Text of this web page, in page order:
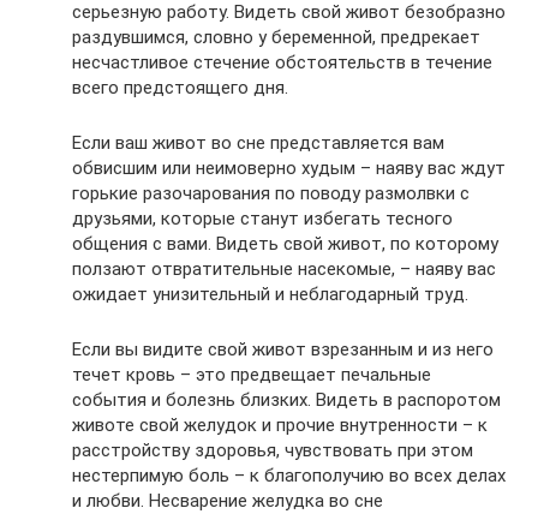
серьезную работу. Видеть свой живот безобразно
раздувшимся, словно у беременной, предрекает
несчастливое стечение обстоятельств в течение
всего предстоящего дня.
Если ваш живот во сне представляется вам
обвисшим или неимоверно худым – наяву вас ждут
горькие разочарования по поводу размолвки с
друзьями, которые станут избегать тесного
общения с вами. Видеть свой живот, по которому
ползают отвратительные насекомые, – наяву вас
ожидает унизительный и неблагодарный труд.
Если вы видите свой живот взрезанным и из него
течет кровь – это предвещает печальные
события и болезнь близких. Видеть в распоротом
животе свой желудок и прочие внутренности – к
расстройству здоровья, чувствовать при этом
нестерпимую боль – к благополучию во всех делах
и любви. Несварение желудка во сне